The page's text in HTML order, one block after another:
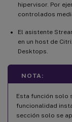
hipervisor. Por
controlados
El asistente
en un host de
Desktops.
NOTA:
Esta función solo
funcionalidad
sección solo se